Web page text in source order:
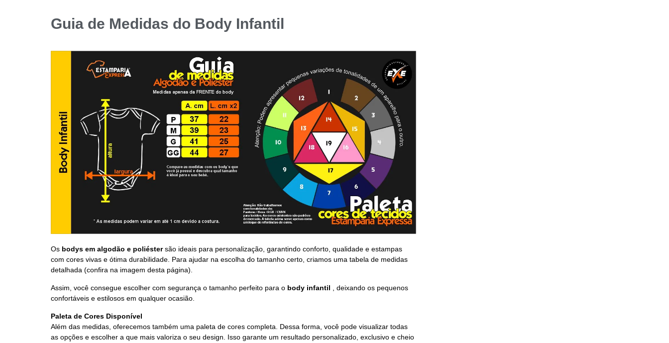
Guia de Medidas do Body Infantil
Os bodys em algodão e poliéstersão ideais para personalização, garantindo conforto, qualidade e estampas
com cores vivas e ótima durabilidade. Para ajudar na escolha do tamanho certo, criamos uma tabela de medidas
detalhada (confira na imagem desta página).
Assim, você consegue escolher com segurança o tamanho perfeito para o body infantil , deixando os pequenos
confortáveis e estilosos em qualquer ocasião.
Paleta de Cores Disponível
Além das medidas, oferecemos também uma paleta de cores completa. Dessa forma, você pode visualizar todas
as opções e escolher a que mais valoriza o seu design. Isso garante um resultado personalizado, exclusivo e cheio